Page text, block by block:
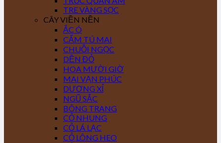
TRE VÀNG SỌC
CÂY VIỀN NỀN
ẮC Ó
CẨM TÚ MAI
CHUỖI NGỌC
DỀN ĐỎ
HOA MƯỜI GIỜ
MAI VẠN PHÚC
DƯƠNG XỈ
NGŨ SẮC
BÔNG TRANG
CỎ NHUNG
CỎ LÁ LẠC
CỎ LÔNG HEO